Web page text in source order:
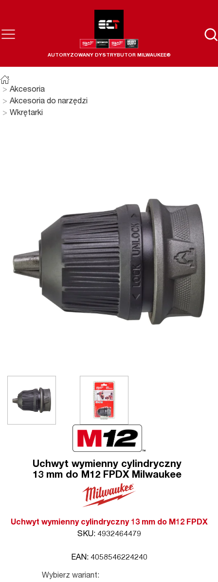
AUTORYZOWANY DYSTRYBUTOR MILWAUKEE®
Akcesoria
Akcesoria do narzędzi
Wkrętarki
Uchwyt wymienny cylindryczny
13 mm do M12 FPDX Milwaukee
Uchwyt wymienny cylindryczny 13 mm do M12 FPDX
SKU: 4932464479
EAN: 4058546224240
Wybierz wariant: